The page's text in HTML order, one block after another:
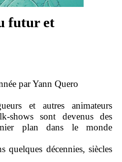
futur et
par Yann Quero
et autres animateurs
shows sont devenus des
plan dans le monde
quelques décennies, siècles